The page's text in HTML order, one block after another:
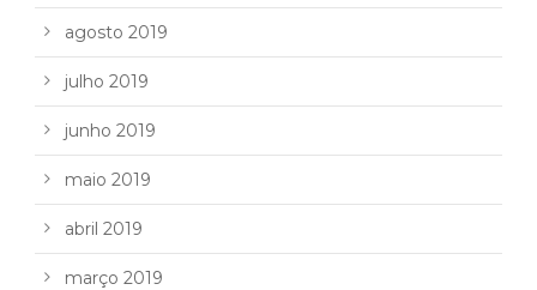
agosto 2019
julho 2019
junho 2019
maio 2019
abril 2019
março 2019